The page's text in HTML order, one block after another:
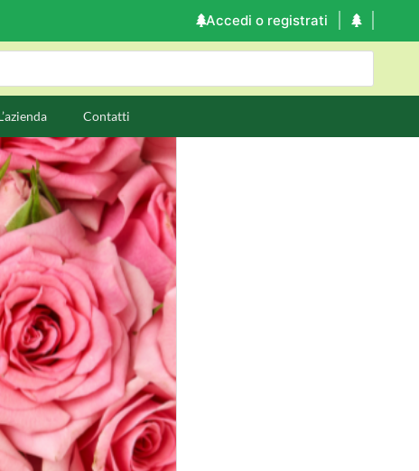
Accedi o registrati
Contatti